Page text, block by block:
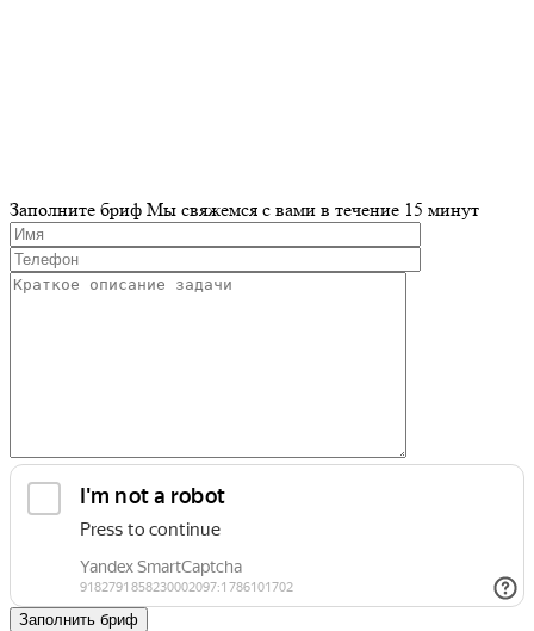
Заполните бриф Мы свяжемся с вами в течение 15 минут
Заполнить бриф